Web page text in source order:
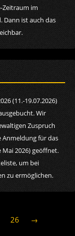
Zeitraum im
Dann ist auch das
(11.-19.07.2026)
Wir
Zuspruch
Anmeldung für das
Mai 2026) geöffnet.
um bei
zu ermöglichen.
26 →